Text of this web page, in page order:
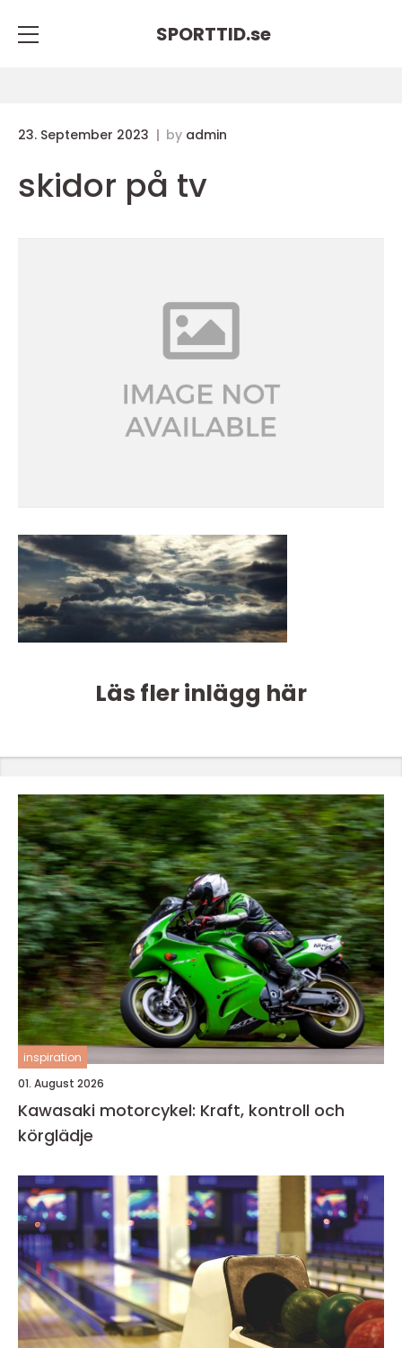
SPORTTID.se
23. September 2023 by admin
skidor på tv
Läs fler inlägg här
inspiration
01. August 2026
Kawasaki motorcykel: Kraft, kontroll och
körglädje